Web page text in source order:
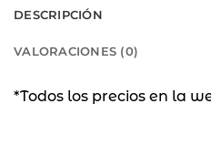
DESCRIPCIÓN
VALORACIONES (0)
*Todos los precios en la